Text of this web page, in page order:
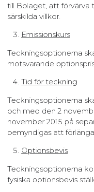
till Bolaget, att förvärva
särskilda villkor.
Emissionskurs
Teckningsoptionerna
motsvarande
Tid för teckning
Teckningsoptionerna
och med den 2
november 2015 på
bemyndigas att
Optionsbevis
Teckningsoptionerna
fysiska optionsbevis